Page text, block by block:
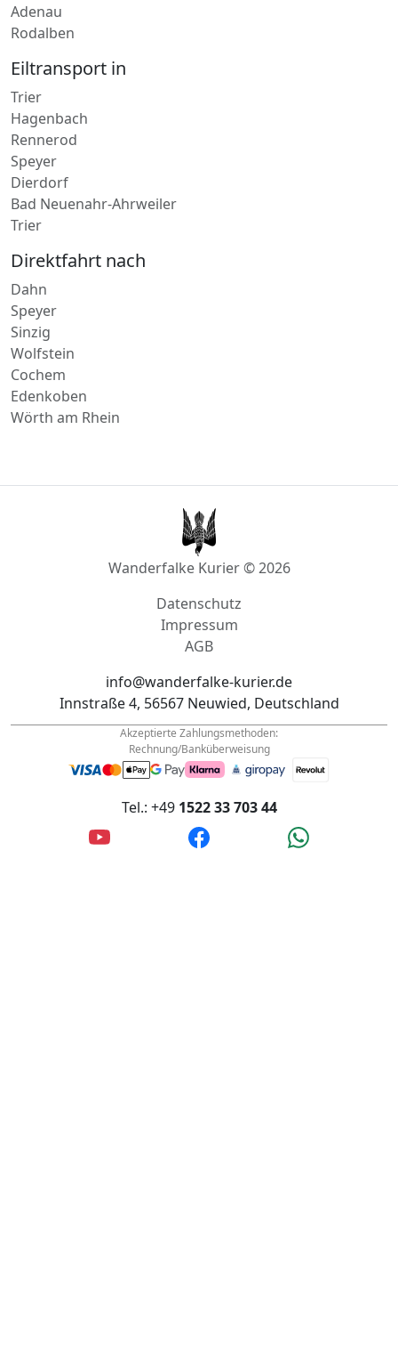
Eiltransport in
Hagenbach
Rennerod
Speyer
Dierdorf
Bad Neuenahr-Ahrweiler
Trier
Direktfahrt nach
Speyer
Sinzig
Wolfstein
Cochem
Edenkoben
Wörth am Rhein
Wanderfalke Kurier © 2026
Datenschutz
AGB
info@wanderfalke-kurier.de
Akzeptierte Zahlungsmethoden:
Rechnung/Banküberweisung
Tel.: +491522 33 703 44